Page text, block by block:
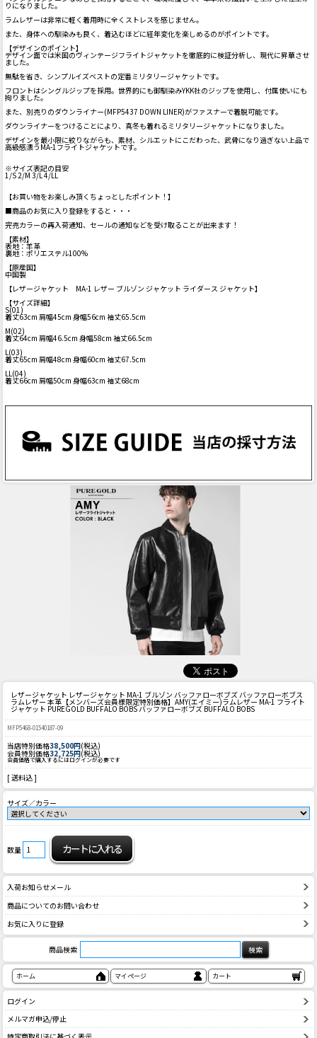
りになりました。
ラムレザーは非常に軽く着用時に全くストレスを感じません。
また、身体への馴染みも良く、着込むほどに経年変化を楽しめるのがポイントです。
【デザインのポイント】
デザイン面では米国のヴィンテージフライトジャケットを徹底的に検証分析し、現代に昇華させ
ました。
無駄を省き、シンプルイズベストの定番ミリタリージャケットです。
フロントはシングルジップを採用。世界的にも御馴染みYKK社のジップを使用し、付属使いにも
拘りました。
また、別売りのダウンライナー(MFP5437 DOWN LINER)がファスナーで着脱可能です。
ダウンライナーをつけることにより、真冬も着れるミリタリージャケットになりました。
デザインを最小限に絞りながらも、素材、シルエットにこだわった、武骨になり過ぎない上品で
高級感漂うMA-1フライトジャケットです。
※サイズ表記の目安
1/S 2/M 3/L 4/LL
【お買い物をお楽しみ頂くちょっとしたポイント！】
■商品のお気に入り登録をすると・・・
完売カラーの再入荷通知、セールの通知などを受け取ることが出来ます！
【素材】
表地：羊革
裏地：ポリエステル100%
【原産国】
中国製
【レザージャケット MA-1 レザー ブルゾン ジャケット ライダース ジャケット】
【サイズ詳細】
S(01)
着丈63cm 肩幅45cm 身幅56cm 袖丈65.5cm
M(02)
着丈64cm 肩幅46.5cm 身幅58cm 袖丈66.5cm
L(03)
着丈65cm 肩幅48cm 身幅60cm 袖丈67.5cm
LL(04)
着丈66cm 肩幅50cm 身幅63cm 袖丈68cm
レザージャケット レザージャケット MA-1 ブルゾン バッファローボブズ バッファローボブス
ラムレザー 本革【メンバーズ会員様限定特別価格】AMY(エイミー)ラムレザー MA-1 フライト
ジャケット PUREGOLD BUFFALO BOBS バッファローボブズ BUFFALO BOBS
MFP5468-01540187-09
当店特別価格38,500円(税込)
会員特別価格32,725円(税込)
会員価格で購入するにはログインが必要です
[ 送料込 ]
サイズ／カラー
数量
入荷お知らせメール
商品についてのお問い合わせ
お気に入りに登録
商品検索
ホーム マイページ カート
ログイン
メルマガ申込/停止